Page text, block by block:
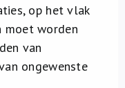
op het vlak
moet worden
van
ongewenste